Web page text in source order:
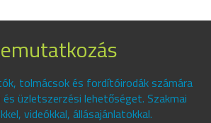
tolmácsok és fordítóirodák számára
üzletszerzési lehetőséget. Szakmai
videókkal, állásajánlatokkal.